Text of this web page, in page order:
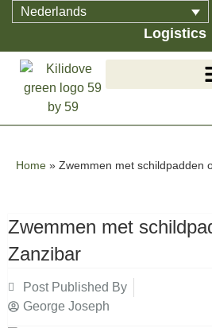
Nederlands
Logistics
Home » Zwemmen met schildpadden
Zwemmen met
Zanzibar
Post Published By
George Joseph